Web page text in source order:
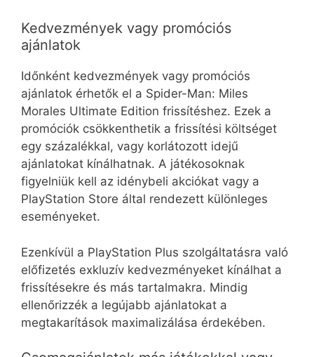
Kedvezmények vagy promóciós
ajánlatok
Időnként kedvezmények vagy promóciós
ajánlatok érhetők el a Spider-Man: Miles
Morales Ultimate Edition frissítéshez. Ezek a
promóciók csökkenthetik a frissítési költséget
egy százalékkal, vagy korlátozott idejű
ajánlatokat kínálhatnak. A játékosoknak
figyelniük kell az idénybeli akciókat vagy a
PlayStation Store által rendezett különleges
eseményeket.
Ezenkívül a PlayStation Plus szolgáltatásra való
előfizetés exkluzív kedvezményeket kínálhat a
frissítésekre és más tartalmakra. Mindig
ellenőrizzék a legújabb ajánlatokat a
megtakarítások maximalizálása érdekében.